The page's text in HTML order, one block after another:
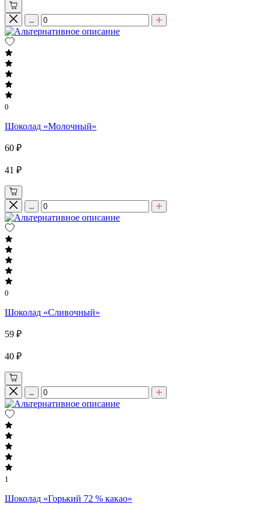
0
Шоколад «Молочный»
60 ₽
41 ₽
0
Шоколад «Сливочный»
59 ₽
40 ₽
1
Шоколад «Горький 72 % какао»